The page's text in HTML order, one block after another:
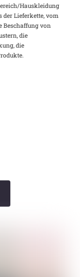
Hauskleidung
der Lieferkette, vom
Beschaffung von
die
die